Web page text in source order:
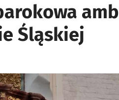
Śląskiej